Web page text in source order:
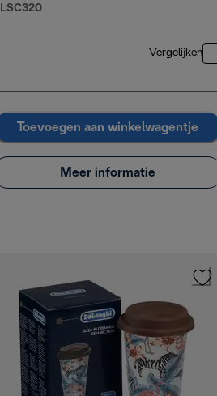
Vergelijken
Toevoegen aan winkelwagentje
Meer informatie